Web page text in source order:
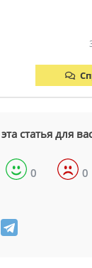
статья для
0 0